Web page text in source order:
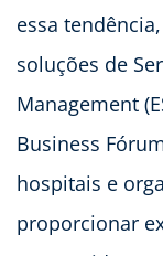
essa
soluções de
Management
Business
hospitais e
proporcionar